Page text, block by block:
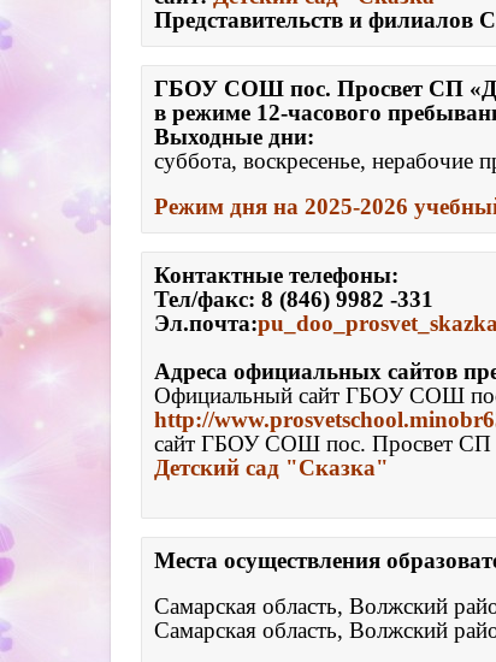
Представительств и филиалов
ГБОУ СОШ пос. Просвет СП
в режиме 12-часового
Режим дня на 2025-2026
Тел/факс: 8 (846) 9982 -331
Эл.почта:
Адреса официальных сайтов
Официальный сайт ГБОУ СОШ
http://
сайт ГБОУ СОШ пос. Просвет СП
Детский сад "Сказка"
Места осуществления
Самарская область, Волжский
Самарская область, Волжский